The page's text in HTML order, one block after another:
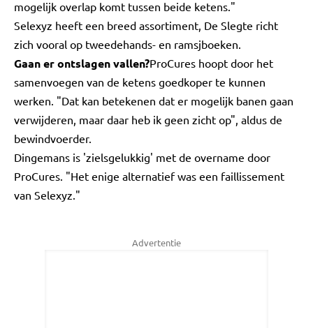
mogelijk overlap komt tussen beide ketens."
Selexyz heeft een breed assortiment, De Slegte richt
zich vooral op tweedehands- en ramsjboeken.
Gaan er ontslagen vallen?ProCures hoopt door het
samenvoegen van de ketens goedkoper te kunnen
werken. "Dat kan betekenen dat er mogelijk banen gaan
verwijderen, maar daar heb ik geen zicht op", aldus de
bewindvoerder.
Dingemans is 'zielsgelukkig' met de overname door
ProCures. "Het enige alternatief was een faillissement
van Selexyz."
Advertentie